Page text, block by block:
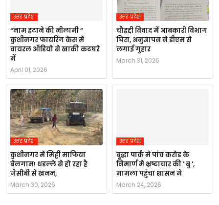
उत्तर प्रदेश
“नाम हटाने की नीलामी ”
कुशीनगर फायरिंग केस में
वायरल ऑडियो से खाकी कटघरे
में
April 01, 2026
उत्तर प्रदेश
चौहद्दी विवाद में आबकारी विभाग
घिरा, अनुज्ञापन ने डीएम से
लगाई गुहार
March 31, 2026
उत्तर प्रदेश
कुशीनगर में मिट्टी माफिया
बेलगाम! धडल्ले से हो रहा है
जेसीबी से खनन,
March 30, 2026
उत्तर प्रदेश
बुद्धा पार्क मे पांच करोड के
निमार्ण मे भ्रष्टाचार की ' बु ',
मामला पहुंचा शासन मे
March 24, 2026